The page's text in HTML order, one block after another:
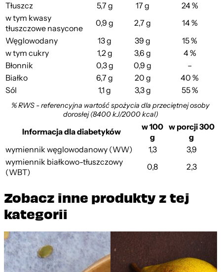
Tłuszcz 5,7 g 17 g
24 %
w tym kwasy
tłuszczowe nasycone
0,9 g 2,7 g
14 %
Węglowodany
13 g 39 g
15 %
w tym cukry
1,2 g 3,6 g
4 %
Błonnik
0,3 g 0,9 g
–
Białko
6,7 g 20 g
40 %
Sól
1,1 g 3,3 g 55 %
% RWS - referencyjna wartość spożycia dla przeciętnej osoby
dorosłej (8400 kJ/2000 kcal)
Informacja dla diabetyków
w 100
g
w porcji 300
g
wymiennik węglowodanowy (WW)
1,3
3,9
wymiennik białkowo-tłuszczowy
(WBT)
0,8 2,3
Zobacz inne produkty z tej
kategorii